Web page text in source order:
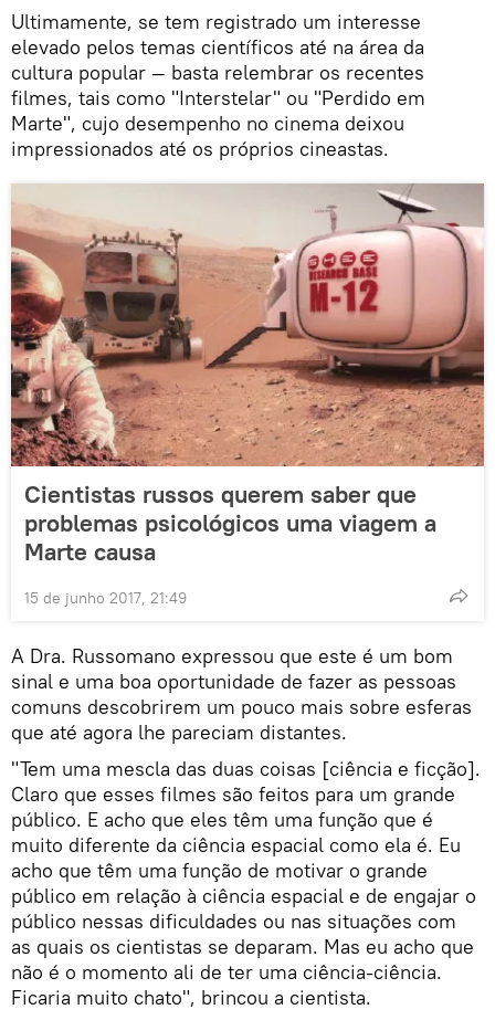
Ultimamente, se tem registrado um interesse
elevado pelos temas científicos até na área da
cultura popular — basta relembrar os recentes
filmes, tais como "Interstelar" ou "Perdido em
Marte", cujo desempenho no cinema deixou
impressionados até os próprios cineastas.
Cientistas russos querem saber que
problemas psicológicos uma viagem a
Marte causa
15 de junho 2017, 21:49
A Dra. Russomano expressou que este é um bom
sinal e uma boa oportunidade de fazer as pessoas
comuns descobrirem um pouco mais sobre esferas
que até agora lhe pareciam distantes.
"Tem uma mescla das duas coisas [ciência e ficção].
Claro que esses filmes são feitos para um grande
público. E acho que eles têm uma função que é
muito diferente da ciência espacial como ela é. Eu
acho que têm uma função de motivar o grande
público em relação à ciência espacial e de engajar o
público nessas dificuldades ou nas situações com
as quais os cientistas se deparam. Mas eu acho que
não é o momento ali de ter uma ciência-ciência.
Ficaria muito chato", brincou a cientista.